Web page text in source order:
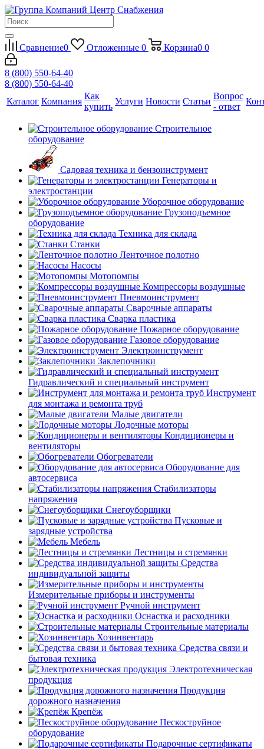
Сравнение0 Отложенные 0 Корзина0 0
8 (800) 550-64-40
8 (800) 550-64-40
Каталог Компания
Как
купить
Услуги Новости Статьи
Вопрос
- ответ
Строительное
оборудование
Садовая техника и бензоинструмент
Генераторы и
электростанции
Уборочное оборудование
Грузоподъемное
оборудование
Техника для склада
Станки
Ленточное полотно
Насосы
Мотопомпы
Компрессоры воздушные
Пневмоинструмент
Сварочные аппараты
Сварка пластика
Пожарное оборудование
Газовое оборудование
Электроинструмент
Заклепочники
Гидравлический и специальный инструмент
Инструмент
для монтажа и ремонта труб
Малые двигатели
Лодочные моторы
Кондиционеры и
вентиляторы
Обогреватели
Оборудование для
автосервиса
Стабилизаторы
напряжения
Снегоуборщики
Пусковые и
зарядные устройства
Мебель
Лестницы и стремянки
Средства
индивидуальной защиты
Измерительные приборы и инструменты
Ручной инструмент
Оснастка и расходники
Строительные материалы
Хозинвентарь
Средства связи и
бытовая техника
Электротехническая
продукция
Продукция
дорожного назначения
Крепёж
Пескоструйное
оборудование
Подарочные сертификаты